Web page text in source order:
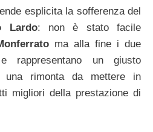
esplicita la sofferenza del
Lardo: non è stato facile
ma alla fine i due
rappresentano un giusto
una rimonta da mettere in
migliori della prestazione di